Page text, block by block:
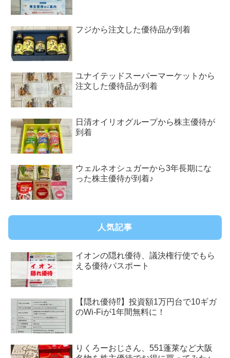
フジから注文した優待品が到着
ユナイテッドスーパーマーケットから
注文した優待品が到着
日清オイリオグループから株主優待が
到着
ウェルネオシュガーから3年長期にな
った株主優待が到着♪
人気記事
イオンの隠れ優待、議決権行使でもら
える優待パスポート
【隠れ優待⁉︎】投資額1万円台で10ギガ
のWi-Fiが1年間無料に！
りくろーおじさん、551蓬莱など大阪